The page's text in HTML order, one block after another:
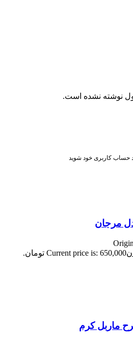
نوشته نشده است.
حساب کاربری خود شوید
مرجان
Current price is: 650,000 تومان.
ماربل کرم